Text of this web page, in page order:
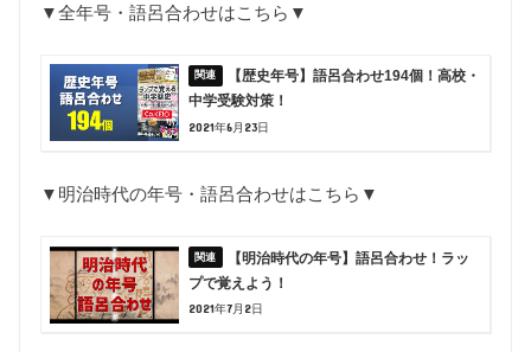
▼全年号・語呂合わせはこちら▼
【歴史年号】語呂合わせ194個！高校・
中学受験対策！
2021年6月23日
▼明治時代の年号・語呂合わせはこちら▼
【明治時代の年号】語呂合わせ！ラッ
プで覚えよう！
2021年7月2日